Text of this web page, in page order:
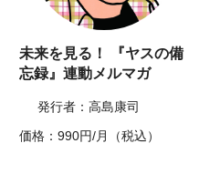
未来を見る！ 『ヤスの備
忘録』連動メルマガ
発行者：高島康司
価格：990円/月（税込）